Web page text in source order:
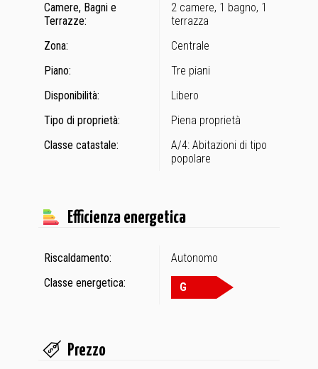
Camere, Bagni e
Terrazze:
2 camere, 1 bagno, 1
terrazza
Zona:
Centrale
Piano:
Tre piani
Disponibilità:
Libero
Tipo di proprietà:
Piena proprietà
Classe catastale:
A/4: Abitazioni di tipo
popolare
Efficienza energetica
Riscaldamento:
Autonomo
Classe energetica:
G
Prezzo